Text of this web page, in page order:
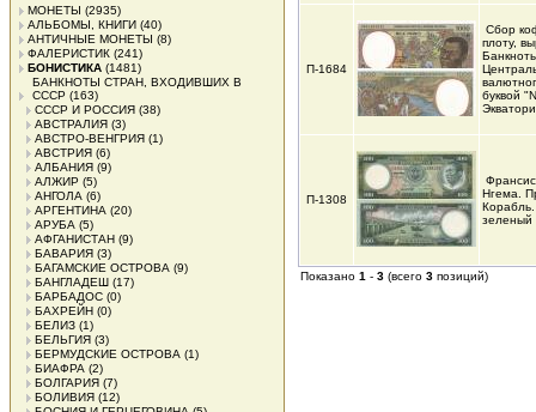
МОНЕТЫ (2935)
АЛЬБОМЫ, КНИГИ (40)
АНТИЧНЫЕ МОНЕТЫ (8)
ФАЛЕРИСТИК (241)
БОНИСТИКА (1481)
БАНКНОТЫ СТРАН, ВХОДИВШИХ В
СССР (163)
СССР И РОССИЯ (38)
АВСТРАЛИЯ (3)
АВСТРО-ВЕНГРИЯ (1)
АВСТРИЯ (6)
АЛБАНИЯ (9)
АЛЖИР (5)
АНГОЛА (6)
АРГЕНТИНА (20)
АРУБА (5)
АФГАНИСТАН (9)
БАВАРИЯ (3)
БАГАМСКИЕ ОСТРОВА (9)
БАНГЛАДЕШ (17)
БАРБАДОС (0)
БАХРЕЙН (0)
БЕЛИЗ (1)
БЕЛЬГИЯ (3)
БЕРМУДСКИЕ ОСТРОВА (1)
БИАФРА (2)
БОЛГАРИЯ (7)
БОЛИВИЯ (12)
П-1684
Сбор
плоту,
буквой
П-1308
Нгема.
зеленый
Показано 1 - 3 (всего 3 позиций)